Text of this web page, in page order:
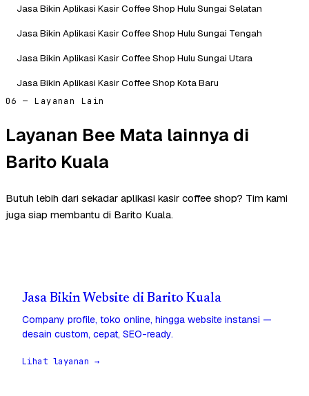
Jasa Bikin Aplikasi Kasir Coffee Shop Hulu Sungai Selatan
Jasa Bikin Aplikasi Kasir Coffee Shop Hulu Sungai Tengah
Jasa Bikin Aplikasi Kasir Coffee Shop Hulu Sungai Utara
Jasa Bikin Aplikasi Kasir Coffee Shop Kota Baru
06 — Layanan Lain
Layanan Bee Mata lainnya di
Barito Kuala
Butuh lebih dari sekadar aplikasi kasir coffee shop? Tim kami
juga siap membantu di Barito Kuala.
Jasa Bikin Website di Barito Kuala
Company profile, toko online, hingga website instansi —
desain custom, cepat, SEO-ready.
Lihat layanan →